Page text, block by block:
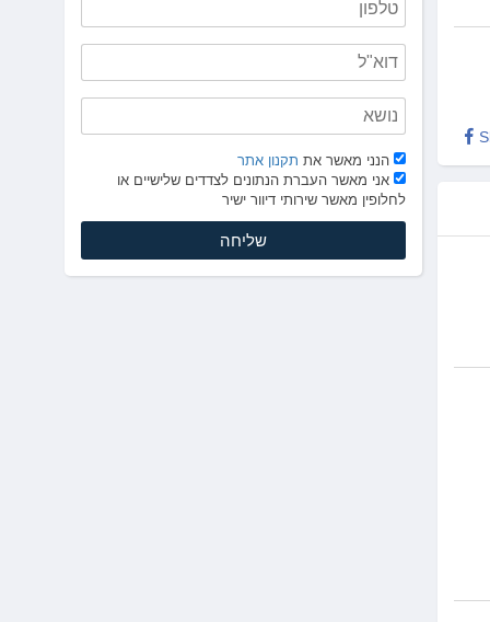
הנני מאשר את תקנון אתר
אני מאשר העברת הנתונים לצדדים שלישיים או
לחלופין מאשר שירותי דיוור ישיר